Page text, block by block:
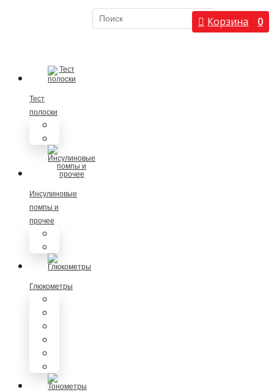
Корзина 0
Тест
полоски
Инсулиновые
помпы и
прочее
Глюкометры